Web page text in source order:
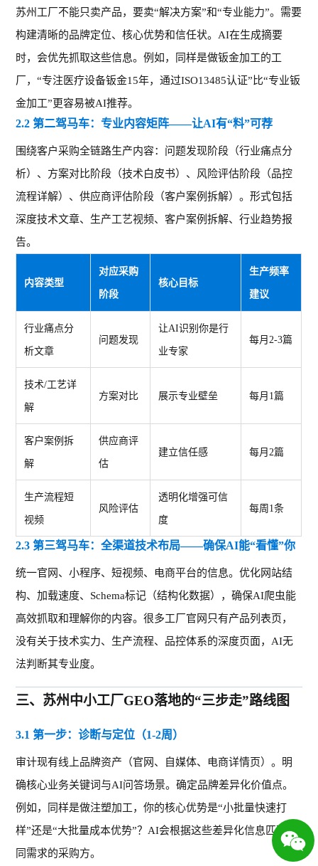
苏州工厂不能只卖产品，要卖“解决方案”和“专业能力”。需要
构建清晰的品牌定位、核心优势和信任状。AI在生成摘要
时，会优先抓取这些信息。例如，同样是做钣金加工的工
厂，“专注医疗设备钣金15年，通过ISO13485认证”比“专业钣
金加工”更容易被AI推荐。
2.2 第二驾马车：专业内容矩阵——让AI有“料”可荐
围绕客户采购全链路生产内容：问题发现阶段（行业痛点分
析）、方案对比阶段（技术白皮书）、风险评估阶段（品控
流程详解）、供应商评估阶段（客户案例拆解）。形式包括
深度技术文章、生产工艺视频、客户案例拆解、行业趋势报
告。
内容类型
对应采购
阶段
核心目标
生产频率
建议
行业痛点分
析文章
问题发现
让AI识别你是行
业专家
每月2-3篇
技术/工艺详
解
方案对比 展示专业壁垒 每月 1篇
客户案例拆
解
供应商评
估
建立信任感 每月2篇
生产流程短
视频
风险评估
透明化增强可信
度
每周 1条
2.3 第三驾马车：全渠道技术布局——确保AI能“看懂”你
统一官网、小程序、短视频、电商平台的信息。优化网站结
构、加载速度、 Schema标记（结构化数据），确保AI爬虫能
高效抓取和理解你的内容。很多工厂官网只有产品列表页，
没有关于技术实力、生产流程、品控体系的深度页面，AI无
法判断其专业度。
三、 苏州中小工厂GEO落地的“三步走”路线图
3.1 第一步：诊断与定位（1-2周）
审计现有线上品牌资产（官网、自媒体、电商详情页）。明
确核心业务关键词与AI问答场景。确定品牌差异化价值点。
例如，同样是做注塑加工，你的核心优势是“小批量快速打
样”还是“大批量成本优势”？AI会根据这些差异化信息匹配不
同需求的采购方。